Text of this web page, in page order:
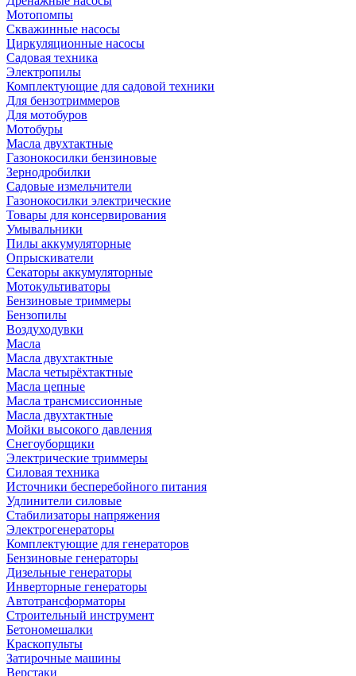
Мотопомпы
Скважинные насосы
Циркуляционные насосы
Садовая техника
Электропилы
Комплектующие для садовой техники
Для бензотриммеров
Для мотобуров
Мотобуры
Масла двухтактные
Газонокосилки бензиновые
Зернодробилки
Садовые измельчители
Газонокосилки электрические
Товары для консервирования
Умывальники
Пилы аккумуляторные
Опрыскиватели
Секаторы аккумуляторные
Мотокультиваторы
Бензиновые триммеры
Бензопилы
Воздуходувки
Масла
Масла двухтактные
Масла четырёхтактные
Масла цепные
Масла трансмиссионные
Масла двухтактные
Мойки высокого давления
Снегоуборщики
Электрические триммеры
Силовая техника
Источники бесперебойного питания
Удлинители силовые
Стабилизаторы напряжения
Электрогенераторы
Комплектующие для генераторов
Бензиновые генераторы
Дизельные генераторы
Инверторные генераторы
Автотрансформаторы
Строительный инструмент
Бетономешалки
Краскопульты
Затирочные машины
Верстаки